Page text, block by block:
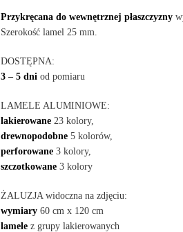
Przykręcana do wewnętrznej płaszczyzny
Szerokość lamel 25 mm.
DOSTĘPNA:
3 – 5 dni od pomiaru
LAMELE ALUMINIOWE:
lakierowane 23 kolory,
drewnopodobne 5 kolorów,
perforowane 3 kolory,
szczotkowane 3 kolory
ŻALUZJA widoczna na zdjęciu:
wymiary 60 cm x 120 cm
lamele z grupy lakierowanych